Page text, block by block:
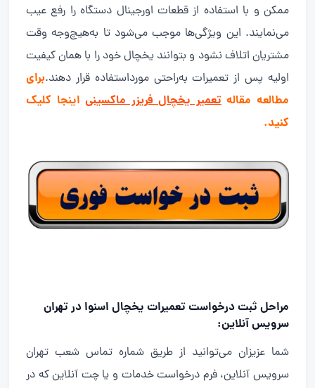
ممکن و با استفاده از قطعات اورجینال دستگاه را رفع عیب
می‌نمایند. این ویژگی‌ها موجب می‌شود تا به‌هیچ‌وجه وقت
مشتریان اتلاف نشود و بتوانند یخچال خود را با همان کیفیت
اولیه پس از تعمیرات به‌راحتی مورداستفاده قرار دهند.برای
مطالعه مقالهتعمیر یخچال فریزر ماکسینیاینجا کلیک
کنید.
مراحل ثبت درخواست تعمیرات یخچال اسنوا در تهران
سرویس آنلاین:
شما عزیزان می‌توانید از طریق شماره تماس شعب تهران
سرویس آنلاین، فرم درخواست خدمات و یا چت آنلاین که در